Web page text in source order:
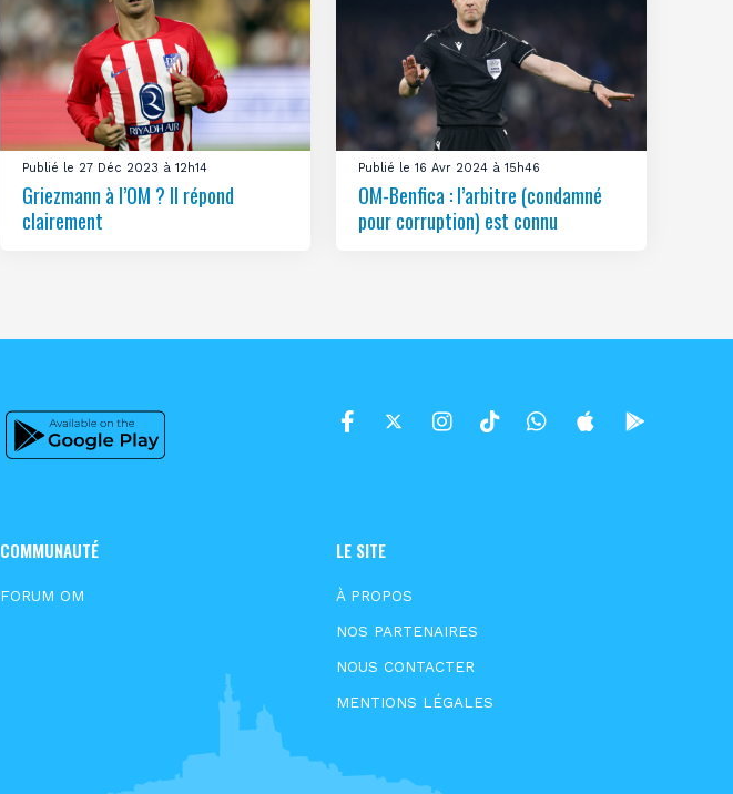
Publié le 27 Déc 2023 à 12h14
Griezmann à l’OM ? Il répond
clairement
Publié le 16 Avr 2024 à 15h46
OM-Benfica : l’arbitre (condamné
pour corruption) est connu
COMMUNAUTÉ
FORUM OM
LE SITE
À PROPOS
NOS PARTENAIRES
NOUS CONTACTER
MENTIONS LÉGALES